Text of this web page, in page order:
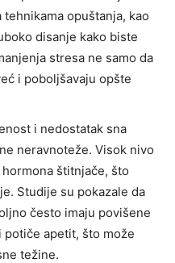
opuštanja, kao
disanje kako biste
stresa ne samo da
i poboljšavaju opšte
i nedostatak sna
neravnoteže. Visok nivo
štitnjače, što
Studije su pokazale da
često imaju povišene
apetit, što može
težine.